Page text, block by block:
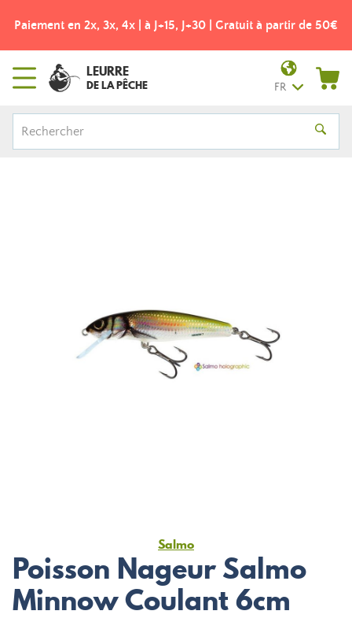
Paiement en 2x, 3x, 4x | à J+15, J+30 | Gratuit à partir de 50€
LEURRE
DE LA PÊCHE FR
Salmo
Poisson Nageur Salmo
Minnow Coulant 6cm